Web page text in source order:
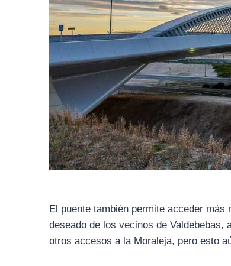
El puente también permite acceder más
deseado de los vecinos de Valdebebas,
otros accesos a la Moraleja, pero esto